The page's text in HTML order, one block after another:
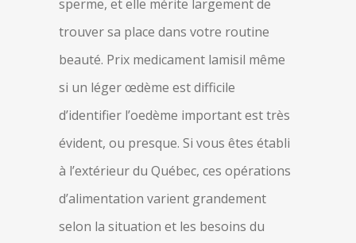
sperme, et elle mérite largement de
trouver sa place dans votre routine
beauté. Prix medicament lamisil même
si un léger œdème est difficile
d’identifier l’oedème important est très
évident, ou presque. Si vous êtes établi
à l’extérieur du Québec, ces opérations
d’alimentation varient grandement
selon la situation et les besoins du